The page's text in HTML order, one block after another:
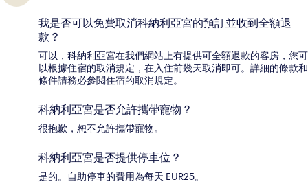
我是否可以免費取消科納利亞宮的預訂並收到全額退
款？
可以，科納利亞宮在我們網站上有提供可全額退款的客房，您可
以根據住宿的取消規定，在入住前幾天取消即可。詳細的條款和
條件請務必參閱住宿的取消規定。
科納利亞宮是否允許攜帶寵物？
很抱歉，恕不允許攜帶寵物。
科納利亞宮是否提供停車位？
是的。自助停車的費用為每天 EUR25。